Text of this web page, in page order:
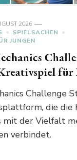
2026
SPIELSACHEN
JUNGEN
für
Challenge
die die
mit der Vielfalt
verbindet.